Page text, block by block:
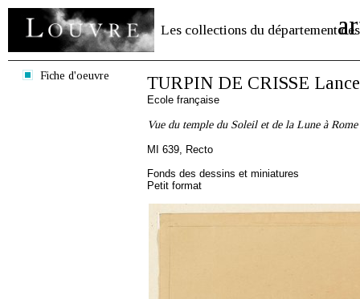
Les collections du département des
Fiche d'oeuvre TURPIN DE CRISSE
Ecole française
Vue du temple du Soleil et de la Lune à Rome
MI 639, Recto
Fonds des dessins et miniatures
Petit format